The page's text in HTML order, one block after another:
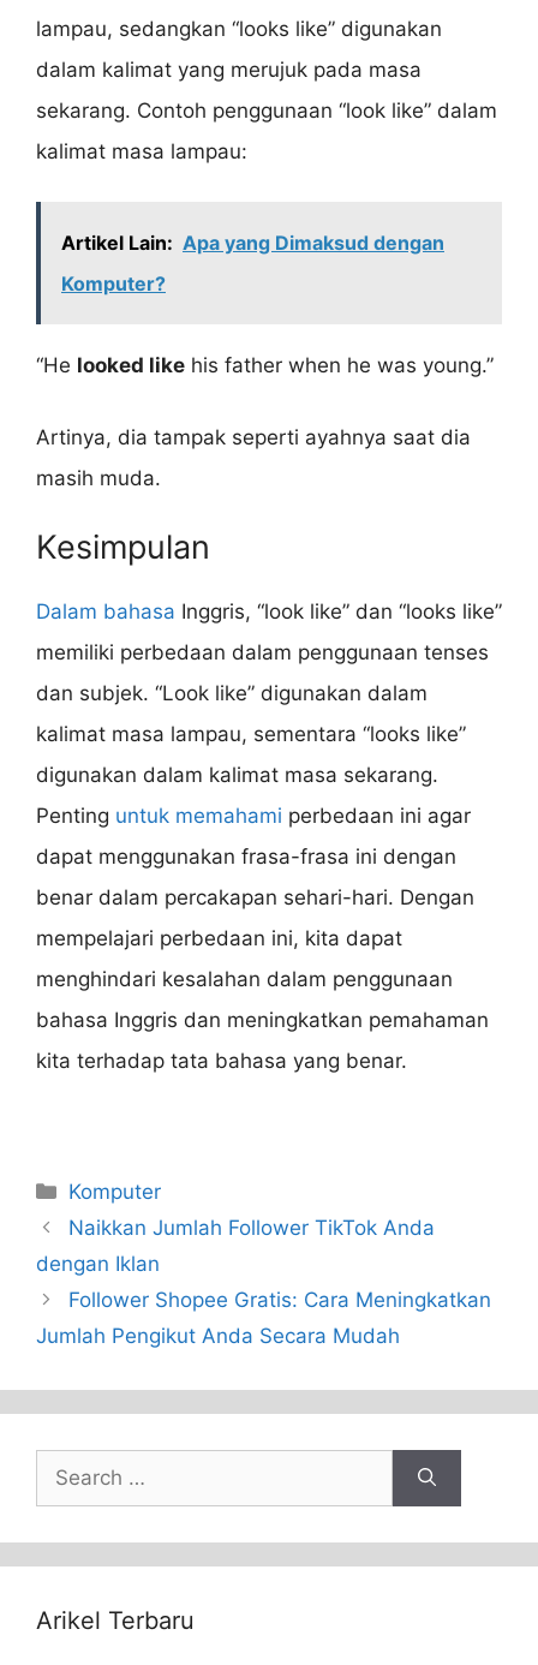
lampau, sedangkan “looks like” digunakan
dalam kalimat yang merujuk pada masa
sekarang. Contoh penggunaan “look like” dalam
kalimat masa lampau:
Artikel Lain: Apa yang Dimaksud dengan
Komputer?
“He looked like his father when he was young.”
Artinya, dia tampak seperti ayahnya saat dia
masih muda.
Kesimpulan
Dalam bahasa Inggris, “look like” dan “looks like”
memiliki perbedaan dalam penggunaan tenses
dan subjek. “Look like” digunakan dalam
kalimat masa lampau, sementara “looks like”
digunakan dalam kalimat masa sekarang.
Penting untuk memahami perbedaan ini agar
dapat menggunakan frasa-frasa ini dengan
benar dalam percakapan sehari-hari. Dengan
mempelajari perbedaan ini, kita dapat
menghindari kesalahan dalam penggunaan
bahasa Inggris dan meningkatkan pemahaman
kita terhadap tata bahasa yang benar.
Categories
Komputer
Naikkan Jumlah Follower TikTok Anda
dengan Iklan
Follower Shopee Gratis: Cara Meningkatkan
Jumlah Pengikut Anda Secara Mudah
Search
for:
Arikel Terbaru